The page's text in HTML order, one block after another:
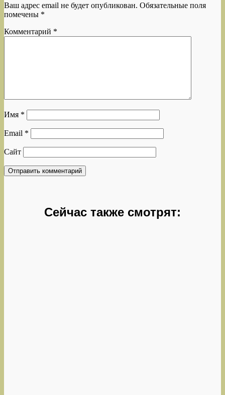
Ваш адрес email не будет опубликован. Обязательные поля
помечены *
Комментарий *
Имя *
Email *
Сайт
Сейчас также смотрят: